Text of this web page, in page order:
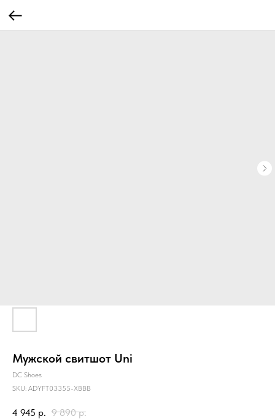
Мужской свитшот Uni
DC Shoes
SKU: ADYFT03355-XBBB
4 945 р. 9 890 р.